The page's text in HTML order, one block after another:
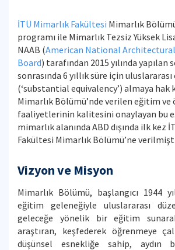
İTÜ Mimarlık Fakültesi Mimarlık
programı ile Mimarlık Tezsiz Yüksek
NAAB (American National
Board) tarafından 2015 yılında yapılan
sonrasında 6 yıllık süre için
(‘substantial equivalency’) almaya hak
Mimarlık Bölümü’nde verilen eğitim
faaliyetlerinin kalitesini onaylayan bu
mimarlık alanında ABD dışında ilk kez
Fakültesi Mimarlık Bölümü’ne
Vizyon ve Misyon
Mimarlık Bölümü, başlangıcı 1944
eğitim geleneğiyle uluslararası
geleceğe yönelik bir eğitim
araştıran, keşfederek öğrenmeye
düşünsel esnekliğe sahip, aydın